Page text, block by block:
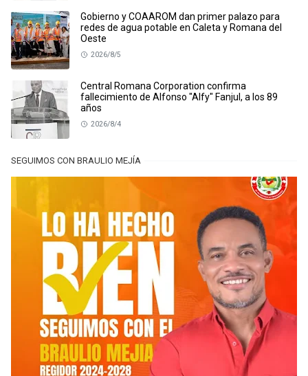
Gobierno y COAAROM dan primer palazo para
redes de agua potable en Caleta y Romana del
Oeste
2026/8/5
Central Romana Corporation confirma
fallecimiento de Alfonso "Alfy" Fanjul, a los 89
años
2026/8/4
SEGUIMOS CON BRAULIO MEJÍA